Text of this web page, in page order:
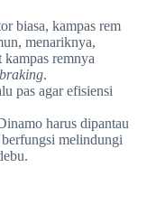
biasa, kampas rem
menariknya,
remnya
.
pas agar efisiensi
harus dipantau
melindungi